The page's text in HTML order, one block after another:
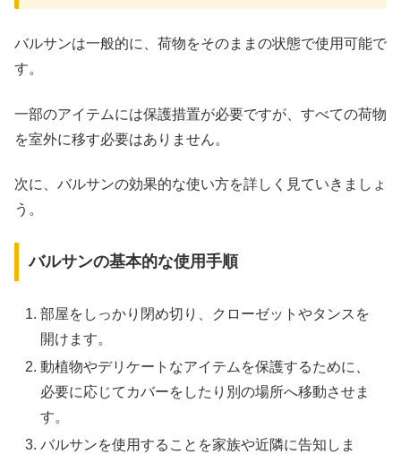
バルサンは一般的に、荷物をそのままの状態で使用可能で
す。
一部のアイテムには保護措置が必要ですが、すべての荷物
を室外に移す必要はありません。
次に、バルサンの効果的な使い方を詳しく見ていきましょ
う。
バルサンの基本的な使用手順
部屋をしっかり閉め切り、クローゼットやタンスを
開けます。
動植物やデリケートなアイテムを保護するために、
必要に応じてカバーをしたり別の場所へ移動させま
す。
バルサンを使用することを家族や近隣に告知しま